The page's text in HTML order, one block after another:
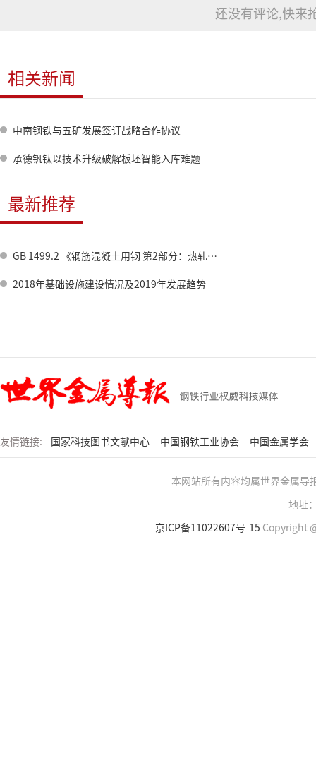
还没有评论,快来
相关新闻
中南钢铁与五矿发展签订战略合作协议
承德钒钛以技术升级破解板坯智能入库难题
最新推荐
GB 1499.2 《钢筋混凝土用钢 第2部分：热轧带肋钢筋》标准修订情况
2018年基础设施建设情况及2019年发展趋势
友情链接: 国家科技图书文献中心 中国钢铁工业协会 中国金属学会
本网站所有内容均属世界金属导
地址
京ICP备11022607号-15 Copyright